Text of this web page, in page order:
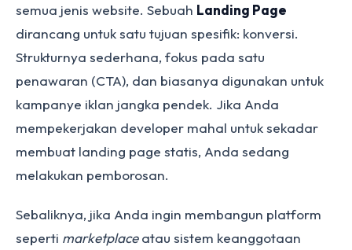
semua jenis website. Sebuah Landing Page
dirancang untuk satu tujuan spesifik: konversi.
Strukturnya sederhana, fokus pada satu
penawaran (CTA), dan biasanya digunakan untuk
kampanye iklan jangka pendek. Jika Anda
mempekerjakan developer mahal untuk sekadar
membuat landing page statis, Anda sedang
melakukan pemborosan.
Sebaliknya, jika Anda ingin membangun platform
seperti marketplaceatau sistem keanggotaan